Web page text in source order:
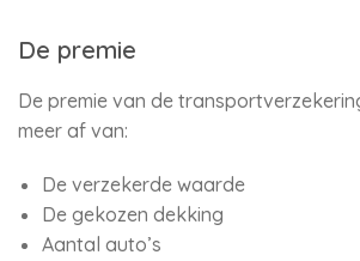
De premie
De premie van de
meer af van:
De verzekerde waarde
De gekozen dekking
Aantal auto’s